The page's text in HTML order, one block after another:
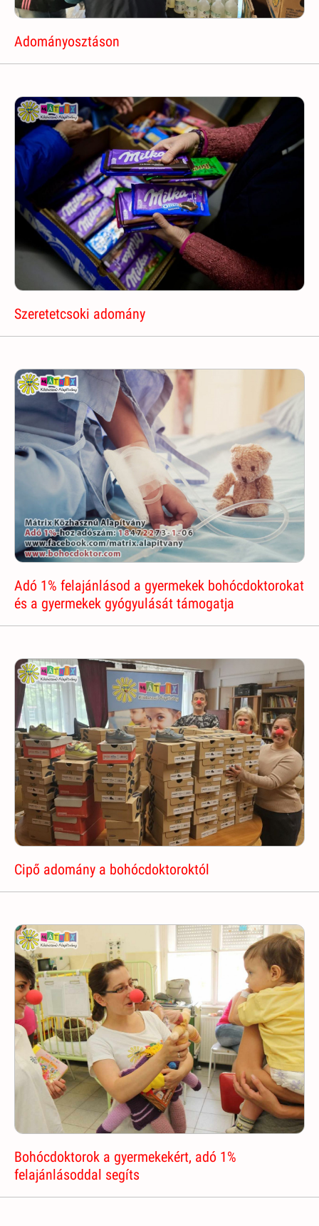
Adományosztáson
Szeretetcsoki adomány
Adó 1% felajánlásod a gyermekek bohócdoktorokat
és a gyermekek gyógyulását támogatja
Cipő adomány a bohócdoktoroktól
Bohócdoktorok a gyermekekért, adó 1%
felajánlásoddal segíts